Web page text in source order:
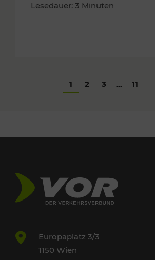
Lesedauer: 3 Minuten
1 2 3 ... 11
Europaplatz 3/3
1150 Wien